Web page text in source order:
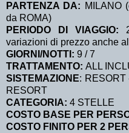
PARTENZA DA: MILANO
da ROMA)
PERIODO DI VIAGGIO:
variazioni di prezzo anche
GIORNI/NOTTI: 9 / 7
TRATTAMENTO: ALL
SISTEMAZIONE: RESORT
RESORT
CATEGORIA: 4 STELLE
COSTO BASE PER
COSTO FINITO PER 2